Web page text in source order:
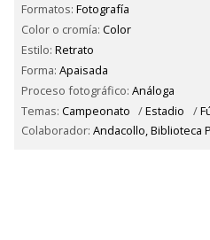
Formatos: Fotografía
Color o cromía: Color
Estilo: Retrato
Forma: Apaisada
Proceso fotográfico: Análoga
Temas: Campeonato /Estadio /
Colaborador: Andacollo, Biblioteca